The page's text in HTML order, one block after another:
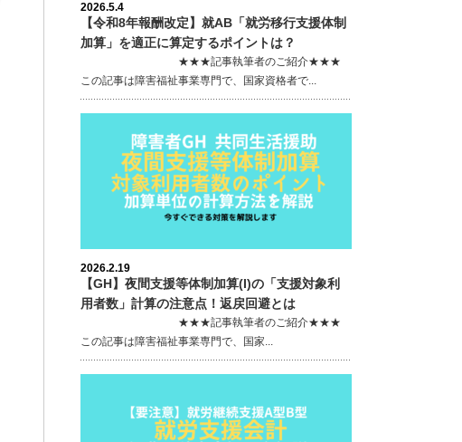
2026.5.4
【令和8年報酬改定】就AB「就労移行支援体制
加算」を適正に算定するポイントは？
★★★記事執筆者のご紹介★★★
この記事は障害福祉事業専門で、国家資格者で...
2026.2.19
【GH】夜間支援等体制加算(I)の「支援対象利
用者数」計算の注意点！返戻回避とは
★★★記事執筆者のご紹介★★★
この記事は障害福祉事業専門で、国家...